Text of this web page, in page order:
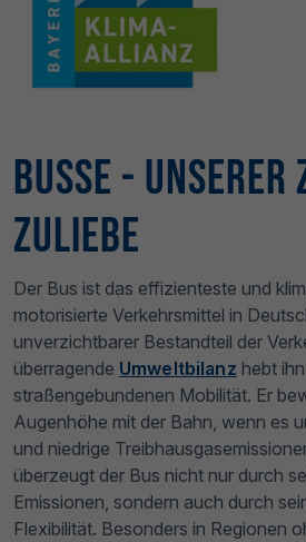
Busse -
zuliebe
Der Bus ist das effizienteste und
motorisierte Verkehrsmittel in
unverzichtbarer Bestandteil der
überragende Umweltbilanz hebt
straßengebundenen Mobilität. Er
Augenhöhe mit der Bahn, wenn es
und niedrige
überzeugt der Bus nicht nur durch
Emissionen, sondern auch durch
Flexibilität. Besonders in Regionen